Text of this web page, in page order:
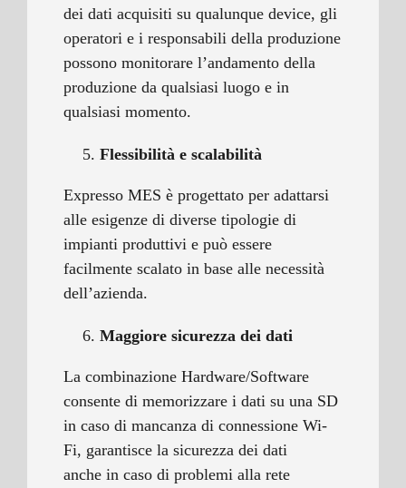
dei dati acquisiti su qualunque device, gli
operatori e i responsabili della produzione
possono monitorare l’andamento della
produzione da qualsiasi luogo e in
qualsiasi momento.
Flessibilità e scalabilità
Expresso MES è progettato per adattarsi
alle esigenze di diverse tipologie di
impianti produttivi e può essere
facilmente scalato in base alle necessità
dell’azienda.
Maggiore sicurezza dei dati
La combinazione Hardware/Software
consente di memorizzare i dati su una SD
in caso di mancanza di connessione Wi-
Fi, garantisce la sicurezza dei dati
anche in caso di problemi alla rete